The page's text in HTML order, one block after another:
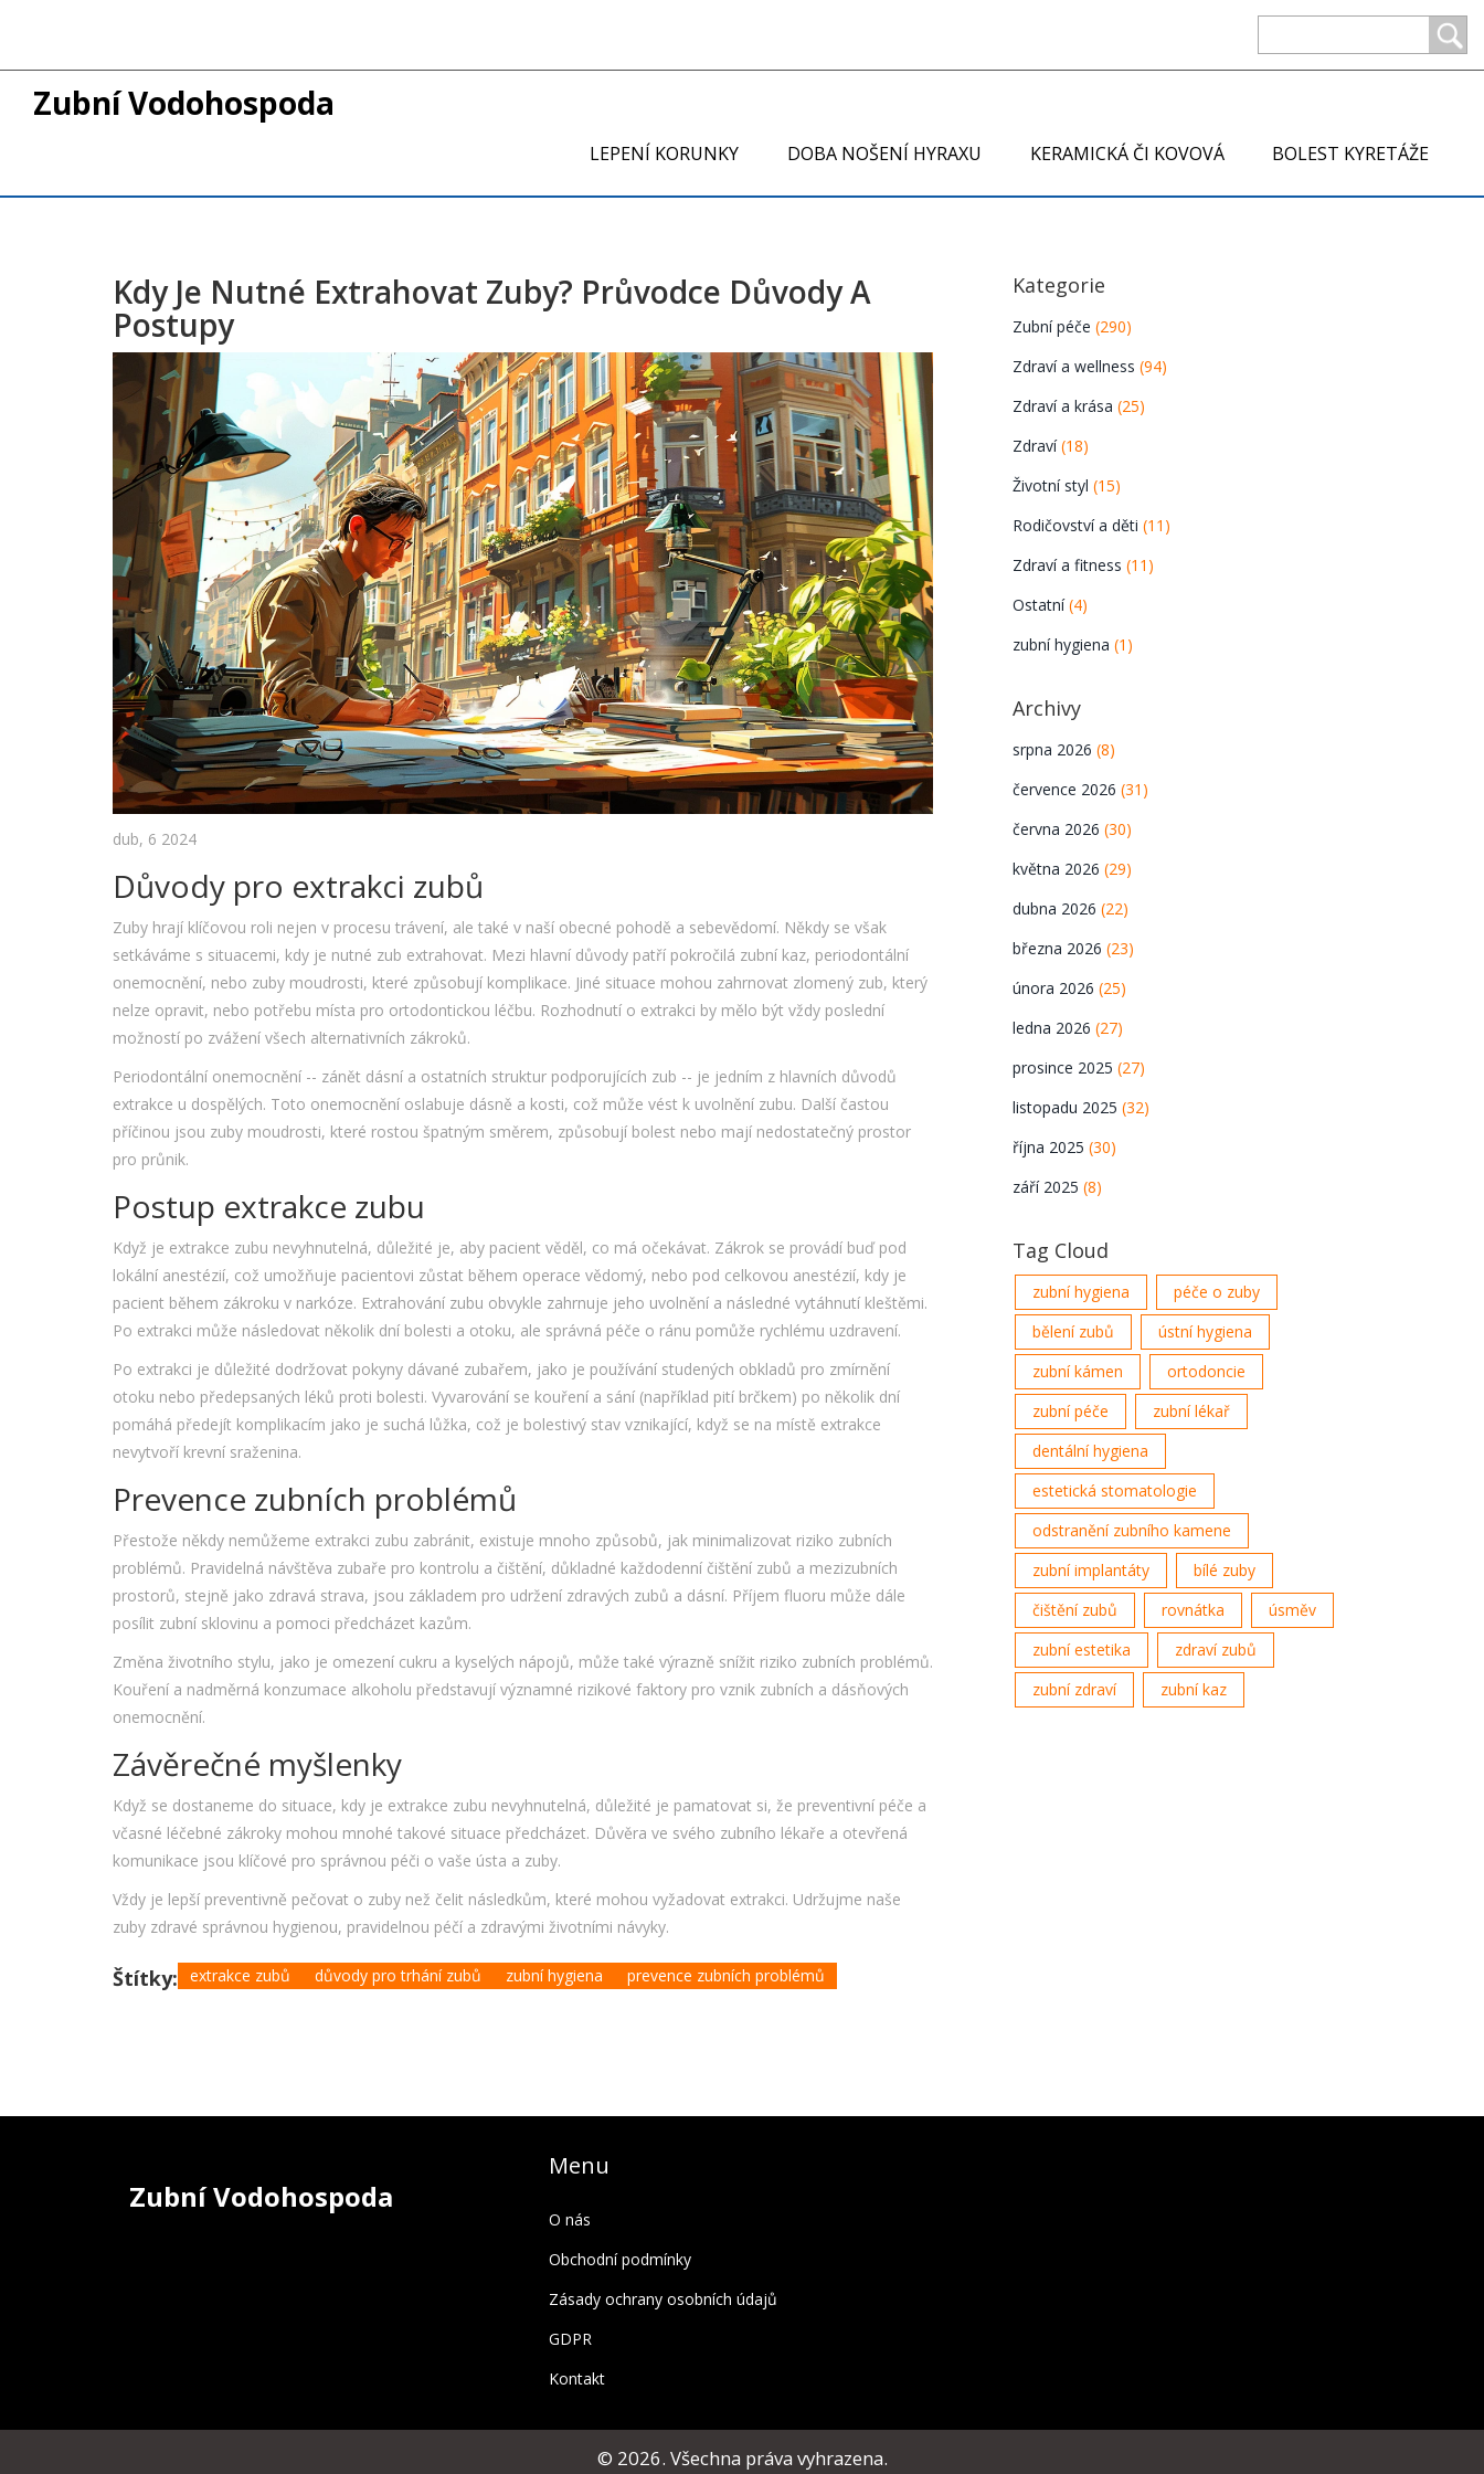
Zubní Vodohospoda
LEPENÍ KORUNKY DOBA NOŠENÍ HYRAXU KERAMICKÁ ČI KOVOVÁ BOLEST KYRETÁŽE
Kdy Je Nutné Extrahovat Zuby? Průvodce Důvody A
Postupy
dub, 6 2024
Důvody pro extrakci zubů
Zuby hrají klíčovou roli nejen v procesu trávení, ale také v naší obecné pohodě a sebevědomí. Někdy se však
setkáváme s situacemi, kdy je nutné zub extrahovat. Mezi hlavní důvody patří pokročilá zubní kaz, periodontální
onemocnění, nebo zuby moudrosti, které způsobují komplikace. Jiné situace mohou zahrnovat zlomený zub, který
nelze opravit, nebo potřebu místa pro ortodontickou léčbu. Rozhodnutí o extrakci by mělo být vždy poslední
možností po zvážení všech alternativních zákroků.
Periodontální onemocnění -- zánět dásní a ostatních struktur podporujících zub -- je jedním z hlavních důvodů
extrakce u dospělých. Toto onemocnění oslabuje dásně a kosti, což může vést k uvolnění zubu. Další častou
příčinou jsou zuby moudrosti, které rostou špatným směrem, způsobují bolest nebo mají nedostatečný prostor
pro průnik.
Postup extrakce zubu
Když je extrakce zubu nevyhnutelná, důležité je, aby pacient věděl, co má očekávat. Zákrok se provádí buď pod
lokální anestézií, což umožňuje pacientovi zůstat během operace vědomý, nebo pod celkovou anestézií, kdy je
pacient během zákroku v narkóze. Extrahování zubu obvykle zahrnuje jeho uvolnění a následné vytáhnutí kleštěmi.
Po extrakci může následovat několik dní bolesti a otoku, ale správná péče o ránu pomůže rychlému uzdravení.
Po extrakci je důležité dodržovat pokyny dávané zubařem, jako je používání studených obkladů pro zmírnění
otoku nebo předepsaných léků proti bolesti. Vyvarování se kouření a sání (například pití brčkem) po několik dní
pomáhá předejít komplikacím jako je suchá lůžka, což je bolestivý stav vznikající, když se na místě extrakce
nevytvoří krevní sraženina.
Prevence zubních problémů
Přestože někdy nemůžeme extrakci zubu zabránit, existuje mnoho způsobů, jak minimalizovat riziko zubních
problémů. Pravidelná návštěva zubaře pro kontrolu a čištění, důkladné každodenní čištění zubů a mezizubních
prostorů, stejně jako zdravá strava, jsou základem pro udržení zdravých zubů a dásní. Příjem fluoru může dále
posílit zubní sklovinu a pomoci předcházet kazům.
Změna životního stylu, jako je omezení cukru a kyselých nápojů, může také výrazně snížit riziko zubních problémů.
Kouření a nadměrná konzumace alkoholu představují významné rizikové faktory pro vznik zubních a dásňových
onemocnění.
Závěrečné myšlenky
Když se dostaneme do situace, kdy je extrakce zubu nevyhnutelná, důležité je pamatovat si, že preventivní péče a
včasné léčebné zákroky mohou mnohé takové situace předcházet. Důvěra ve svého zubního lékaře a otevřená
komunikace jsou klíčové pro správnou péči o vaše ústa a zuby.
Vždy je lepší preventivně pečovat o zuby než čelit následkům, které mohou vyžadovat extrakci. Udržujme naše
zuby zdravé správnou hygienou, pravidelnou péčí a zdravými životními návyky.
Štítky: extrakce zubů důvody pro trhání zubů zubní hygiena prevence zubních problémů
Kategorie
Zubní péče(290)
Zdraví a wellness(94)
Zdraví a krása(25)
Zdraví(18)
Životní styl(15)
Rodičovství a děti(11)
Zdraví a fitness(11)
Ostatní(4)
zubní hygiena(1)
Archivy
srpna 2026(8)
července 2026(31)
června 2026(30)
května 2026(29)
dubna 2026(22)
března 2026(23)
února 2026(25)
ledna 2026(27)
prosince 2025(27)
listopadu 2025(32)
října 2025(30)
září 2025(8)
Tag Cloud
zubní hygiena
péče o zuby
bělení zubů
ústní hygiena
zubní kámen
ortodoncie
zubní péče
zubní lékař
dentální hygiena
estetická stomatologie
odstranění zubního kamene
zubní implantáty
bílé zuby
čištění zubů
rovnátka
úsměv
zubní estetika
zdraví zubů
zubní zdraví
zubní kaz
Zubní Vodohospoda
Menu
O nás
Obchodní podmínky
Zásady ochrany osobních údajů
GDPR
Kontakt
© 2026. Všechna práva vyhrazena.